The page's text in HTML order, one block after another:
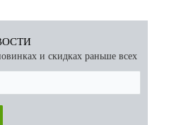
и скидках раньше всех